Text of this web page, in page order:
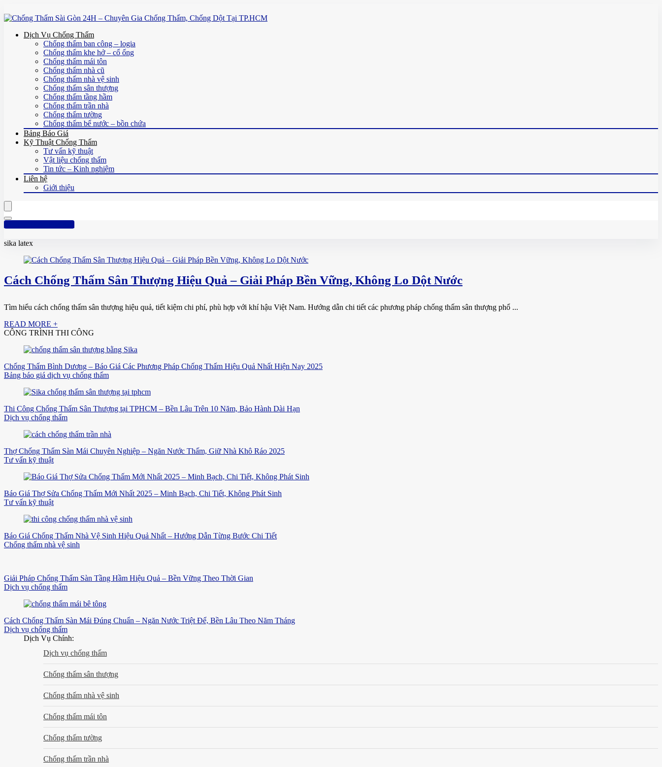
Dịch Vụ Chống Thấm
Chống thấm ban công – logia
Chống thấm khe hở – cổ ống
Chống thấm mái tôn
Chống thấm nhà cũ
Chống thấm nhà vệ sinh
Chống thấm sân thượng
Chống thấm tầng hầm
Chống thấm trần nhà
Chống thấm tường
Chống thấm bể nước – bồn chứa
Bảng Báo Giá
Kỹ Thuật Chống Thấm
Tư vấn kỹ thuật
Vật liệu chống thấm
Tin tức – Kinh nghiệm
Liên hệ
Giới thiệu
Hotline: 0961 894 472
sika latex
Cách Chống Thấm Sân Thượng Hiệu Quả – Giải Pháp Bền Vững, Không Lo Dột Nước
Tìm hiểu cách chống thấm sân thượng hiệu quả, tiết kiệm chi phí, phù hợp với khí hậu Việt Nam. Hướng dẫn chi tiết các phương pháp chống thấm sân thượng phổ ...
READ MORE +
CÔNG TRÌNH THI CÔNG
Chống Thấm Bình Dương – Báo Giá Các Phương Pháp Chống Thấm Hiệu Quả Nhất Hiện Nay 2025
Bảng báo giá dịch vụ chống thấm
Thi Công Chống Thấm Sân Thượng tại TPHCM – Bền Lâu Trên 10 Năm, Bảo Hành Dài Hạn
Dịch vụ chống thấm
Thợ Chống Thấm Sàn Mái Chuyên Nghiệp – Ngăn Nước Thấm, Giữ Nhà Khô Ráo 2025
Tư vấn kỹ thuật
Báo Giá Thợ Sửa Chống Thấm Mới Nhất 2025 – Minh Bạch, Chi Tiết, Không Phát Sinh
Tư vấn kỹ thuật
Báo Giá Chống Thấm Nhà Vệ Sinh Hiệu Quả Nhất – Hướng Dẫn Từng Bước Chi Tiết
Chống thấm nhà vệ sinh
Giải Pháp Chống Thấm Sàn Tầng Hầm Hiệu Quả – Bền Vững Theo Thời Gian
Dịch vụ chống thấm
Cách Chống Thấm Sàn Mái Đúng Chuẩn – Ngăn Nước Triệt Để, Bền Lâu Theo Năm Tháng
Dịch vụ chống thấm
Dịch Vụ Chính:
Dịch vụ chống thấm
Chống thấm sân thượng
Chống thấm nhà vệ sinh
Chống thấm mái tôn
Chống thấm tường
Chống thấm trần nhà